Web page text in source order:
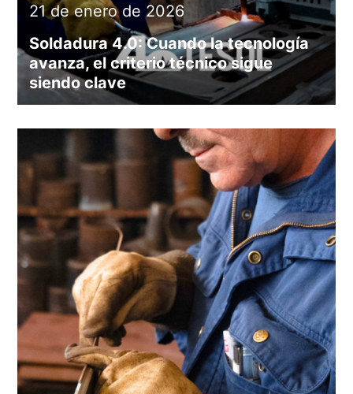
Soldadura 4.0: Cuando la tecnología
avanza, el criterio técnico sigue
siendo clave
21 de enero de 2026